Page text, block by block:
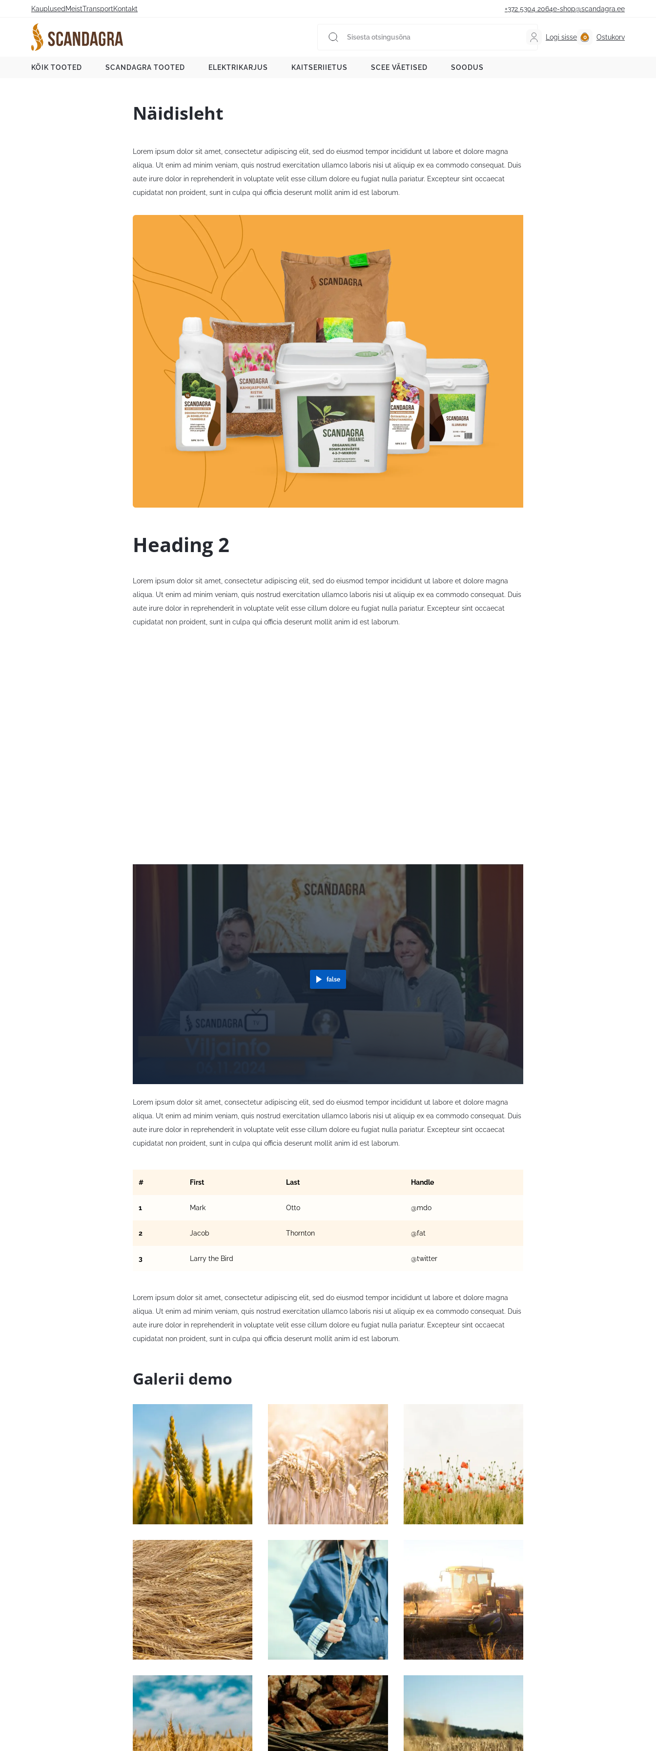
Kauplused MeistTransportKontakt +372 5304 2064e-shop@scandagra.ee
Logi sisse Ostukorv
KÕIK TOOTED SCANDAGRA TOOTED ELEKTRIKARJUS KAITSERIIETUS SCEE VÄETISED SOODUS
Näidisleht
Lorem ipsum dolor sit amet, consectetur adipiscing elit, sed do eiusmod tempor incididunt ut labore et dolore magna
aliqua. Ut enim ad minim veniam, quis nostrud exercitation ullamco laboris nisi ut aliquip ex ea commodo consequat. Duis
aute irure dolor in reprehenderit in voluptate velit esse cillum dolore eu fugiat nulla pariatur. Excepteur sint occaecat
cupidatat non proident, sunt in culpa qui officia deserunt mollit anim id est laborum.
Heading 2
Lorem ipsum dolor sit amet, consectetur adipiscing elit, sed do eiusmod tempor incididunt ut labore et dolore magna
aliqua. Ut enim ad minim veniam, quis nostrud exercitation ullamco laboris nisi ut aliquip ex ea commodo consequat. Duis
aute irure dolor in reprehenderit in voluptate velit esse cillum dolore eu fugiat nulla pariatur. Excepteur sint occaecat
cupidatat non proident, sunt in culpa qui officia deserunt mollit anim id est laborum.
false
Lorem ipsum dolor sit amet, consectetur adipiscing elit, sed do eiusmod tempor incididunt ut labore et dolore magna
aliqua. Ut enim ad minim veniam, quis nostrud exercitation ullamco laboris nisi ut aliquip ex ea commodo consequat. Duis
aute irure dolor in reprehenderit in voluptate velit esse cillum dolore eu fugiat nulla pariatur. Excepteur sint occaecat
cupidatat non proident, sunt in culpa qui officia deserunt mollit anim id est laborum.
# First Last Handle
1 Mark Otto @mdo
2 Jacob Thornton @fat
3 Larry the Bird @twitter
Lorem ipsum dolor sit amet, consectetur adipiscing elit, sed do eiusmod tempor incididunt ut labore et dolore magna
aliqua. Ut enim ad minim veniam, quis nostrud exercitation ullamco laboris nisi ut aliquip ex ea commodo consequat. Duis
aute irure dolor in reprehenderit in voluptate velit esse cillum dolore eu fugiat nulla pariatur. Excepteur sint occaecat
cupidatat non proident, sunt in culpa qui officia deserunt mollit anim id est laborum.
Galerii demo